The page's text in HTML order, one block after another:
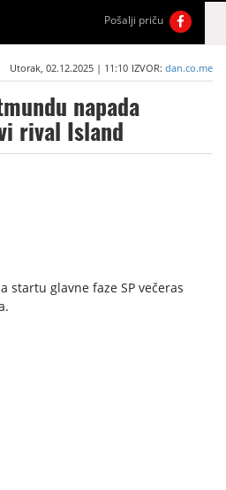
Pošalji priču
Utorak, 02.12.2025 | 11:10 IZVOR: dan.co.me
napada
rival Island
startu glavne faze SP večeras